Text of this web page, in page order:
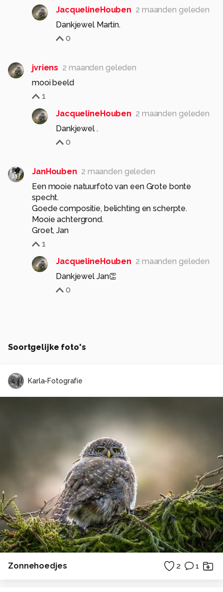
JacquelineHouben 2 maanden geleden
Dankjewel Martin.
0
jvriens 2 maanden geleden
mooi beeld
1
JacquelineHouben 2 maanden geleden
Dankjewel .
0
JanHouben 2 maanden geleden
Een mooie natuurfoto van een Grote bonte
specht.
Goede compositie, belichting en scherpte.
Mooie achtergrond.
Groet, Jan
1
JacquelineHouben 2 maanden geleden
Dankjewel Jan👏
0
Soortgelijke foto's
Karla-Fotografie
Zonnehoedjes 2 1